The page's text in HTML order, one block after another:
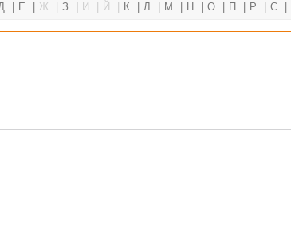
Е Ж З И Й К Л М Н О П Р С